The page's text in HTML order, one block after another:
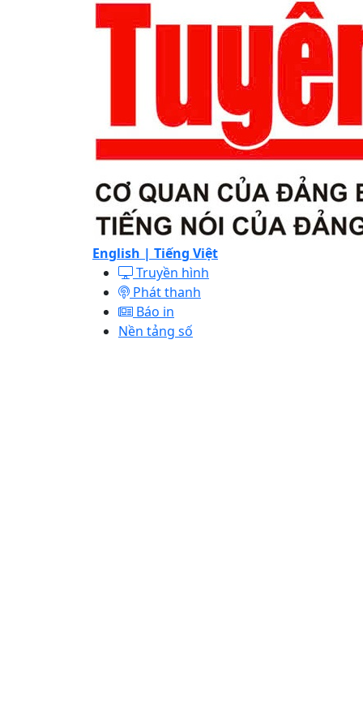
English | Tiếng Việt
Truyền hình
Phát thanh
Báo in
Nền tảng số